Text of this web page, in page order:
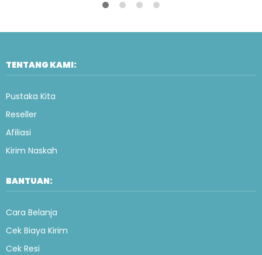
TENTANG KAMI:
Pustaka Kita
Reseller
Afiliasi
Kirim Naskah
BANTUAN:
Cara Belanja
Cek Biaya Kirim
Cek Resi